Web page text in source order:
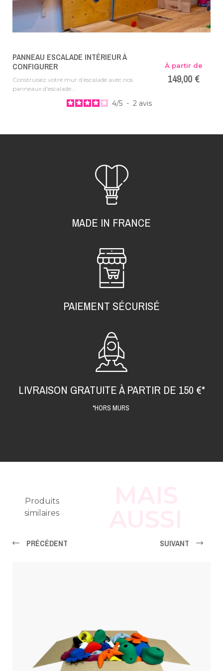
PANNEAU ESCALADE INTÉRIEUR À
CONFIGURER
Construisez votre mur d’escalade avec nos
panneaux d'escalade...
À partir de
149,00 €
4/5 - 2 avis
MADE IN FRANCE
PAIEMENT SÉCURISÉ
LIVRAISON GRATUITE À PARTIR DE 150 €*
*HORS MURS
Produits
similaires
PRÉCÉDENT SUIVANT